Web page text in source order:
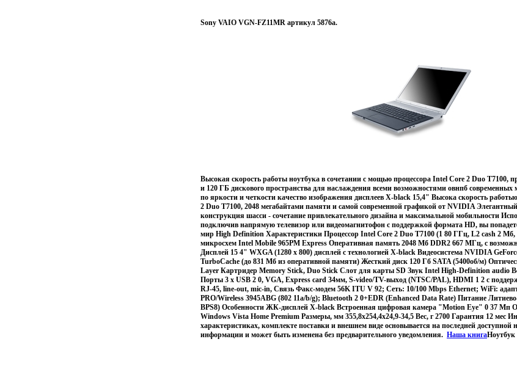
Sony VAIO VGN-FZ11MR артикул 5876a.
Высокая скорость работы ноутбука в сочетании с мощью процессора Intel Core 2 Duo T7100,
и 120 ГБ дискового пространства для наслаждения всеми возможностями овнпб
по яркости и четкости качество изображения дисплеев X-black 15,4" Высока скорость
2 Duo T7100, 2048 мегабайтами памяти и самой современной графикой от NVIDIA
конструкция шасси - сочетание привлекательного дизайна и максимальной мобильности
подключив напрямую телевизор или видеомагнитофон с поддержкой формата HD, вы
мир High Definition Характеристики Процессор Intel Core 2 Duo T7100 (1 80 ГГц, L2 cash 2
микросхем Intel Mobile 965PM Express Оперативная память 2048 Мб DDR2 667 МГц, с
Дисплей 15 4" WXGA (1280 x 800) дисплей с технологией X-black Видеосистема NVIDIA
TurboCache (до 831 Мб из оперативной памяти) Жесткий диск 120 Гб SATA (5400об/м)
Layer Картридер Memory Stick, Duo Stick Слот для карты SD Звук Intel High-Definition audio
Порты 3 x USB 2 0, VGA, Express card 34мм, S-video/TV-выход (NTSC/PAL), HDMI 1 2 с
RJ-45, line-out, mic-in, Связь Факс-модем 56K ITU V 92; Сеть: 10/100 Mbps Ethernet; WiFi:
PRO/Wireless 3945ABG (802 11a/b/g); Bluetooth 2 0+EDR (Enhanced Data Rate) Питание
BPS8) Особенности ЖК-дисплей X-black Встроенная цифровая камера "Motion Eye" 0 37 Мп
Windows Vista Home Premium Размеры, мм 355,8x254,4x24,9-34,5 Вес, г 2700 Гарантия 12 мес
характеристиках, комплекте поставки и внешнем виде основывается на последней
информации и может быть изменена без предварительного уведомления. Наша книгаНоутбук